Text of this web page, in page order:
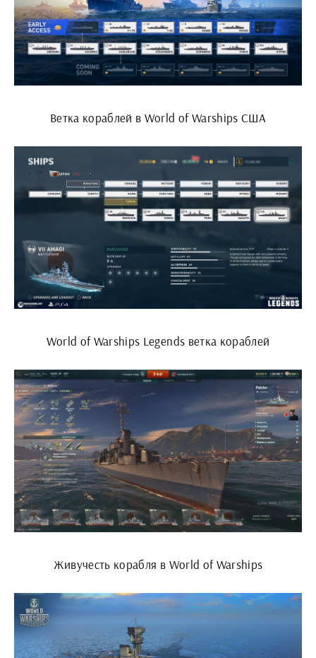
Ветка кораблей в World of Warships США
World of Warships Legends ветка кораблей
Живучесть корабля в World of Warships